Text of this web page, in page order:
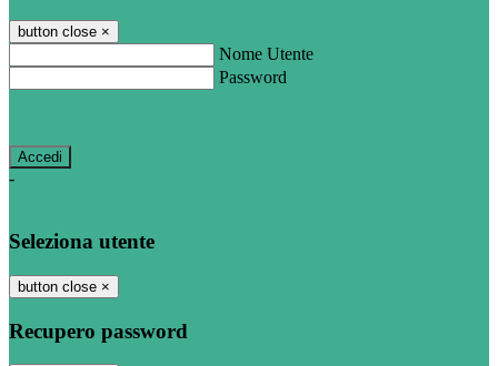
button close ×
Nome Utente
Password
-
Seleziona utente
button close ×
Recupero password